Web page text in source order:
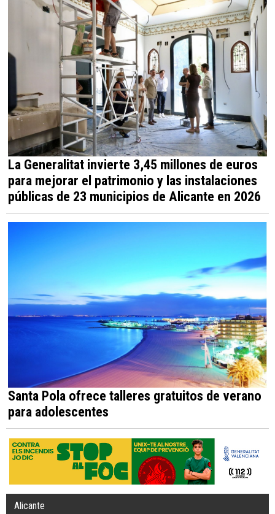
La Generalitat invierte 3,45 millones de euros
para mejorar el patrimonio y las instalaciones
públicas de 23 municipios de Alicante en 2026
Santa Pola ofrece talleres gratuitos de verano
para adolescentes
Alicante